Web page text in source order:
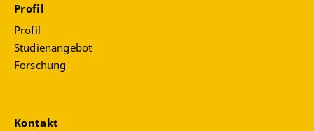
Profil
Profil
Studienangebot
Forschung
Kontakt